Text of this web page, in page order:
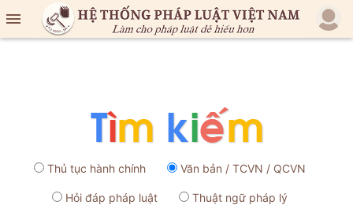

Thủ tục hành chính Văn bản / TCVN / QCVN
Hỏi đáp pháp luật Thuật ngữ pháp lý